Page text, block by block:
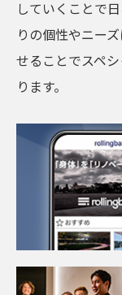
していくことで
りの個性やニー
せることでスペ
ります。